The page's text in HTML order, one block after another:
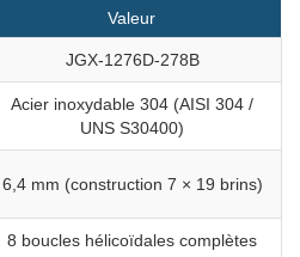
Valeur
JGX-1276D-278B
Acier inoxydable 304 (AISI 304 /
UNS S30400)
6,4 mm (construction 7 × 19 brins)
8 boucles hélicoïdales complètes